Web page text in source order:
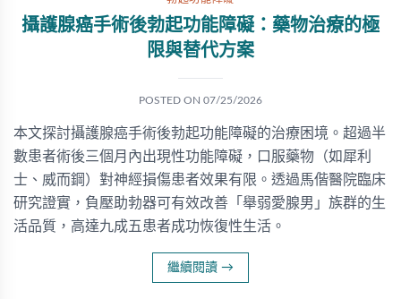
攝護腺癌手術後勃起功能障礙：藥物治療的極
限與替代方案
POSTED ON 07/25/2026
本文探討攝護腺癌手術後勃起功能障礙的治療困境。超過半
數患者術後三個月內出現性功能障礙，口服藥物（如犀利
士、威而鋼）對神經損傷患者效果有限。透過馬偕醫院臨床
研究證實，負壓助勃器可有效改善「舉弱愛腺男」族群的生
活品質，高達九成五患者成功恢復性生活。
繼續閱讀 →